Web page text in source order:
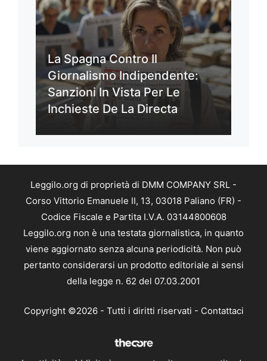
La Spagna Contro Il
Giornalismo Indipendente:
Sanzioni In Vista Per Le
Inchieste De La Directa
Leggilo.org di proprietà di DMM COMPANY SRL -
Corso Vittorio Emanuele II, 13, 03018 Paliano (FR) -
Codice Fiscale e Partita I.V.A. 03144800608
Leggilo.org non è una testata giornalistica, in quanto
viene aggiornato senza alcuna periodicità. Non può
pertanto considerarsi un prodotto editoriale ai sensi
della legge n. 62 del 07.03.2001
Copyright ©2026 - Tutti i diritti riservati - Contattaci